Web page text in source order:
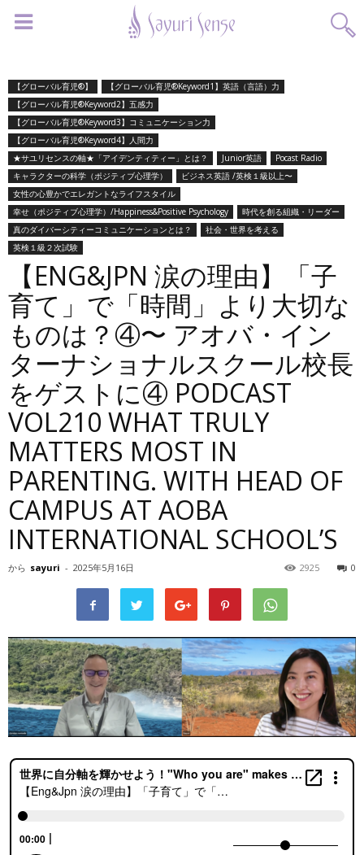
【グローバル育児®】
【グローバル育児®Keyword1】英語（言語）力
【グローバル育児®Keyword2】五感力
【グローバル育児®Keyword3】コミュニケーション力
【グローバル育児®Keyword4】人間力
★サユリセンスの軸★「アイデンティティー」とは？
Junior英語
Pocast Radio
キャラクターの科学（ポジティブ心理学）
ビジネス英語 /英検１級以上〜
女性の心豊かでエレガントなライフスタイル
幸せ（ポジティブ心理学）/Happiness&Positive Psychology
時代を創る組織・リーダー
真のダイバーシティーコミュニケーションとは？
社会・世界を考える
英検１級２次試験
【ENG&JPN 涙の理由】「子
育て」で「時間」より大切な
ものは？④〜 アオバ・イン
ターナショナルスクール校長
をゲストに④ PODCAST
VOL210 WHAT TRULY
MATTERS MOST IN
PARENTING. WITH HEAD OF
CAMPUS AT AOBA
INTERNATIONAL SCHOOL’S
から sayuri - 2025年5月16日 0
2925